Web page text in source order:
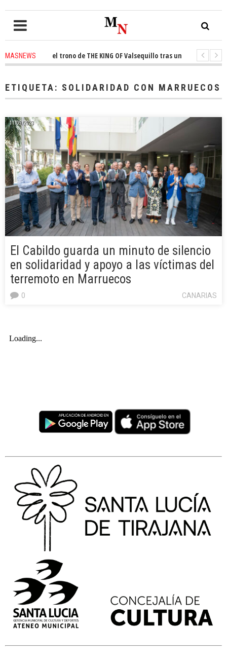
MASNEWSel trono de THE KING OF Valsequillo tras una jornada de
ETIQUETA: SOLIDARIDAD CON MARRUECOS
11/09/2023
El Cabildo guarda un minuto de silencio
en solidaridad y apoyo a las víctimas del
terremoto en Marruecos
CANARIAS
0